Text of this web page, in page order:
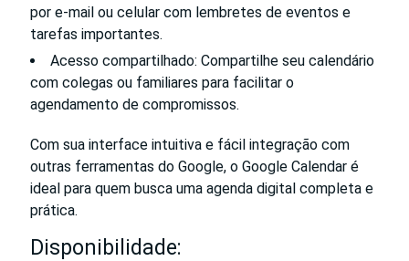
por e-mail ou celular com lembretes de eventos e
tarefas importantes.
Acesso compartilhado: Compartilhe seu calendário
com colegas ou familiares para facilitar o
agendamento de compromissos.
Com sua interface intuitiva e fácil integração com
outras ferramentas do Google, o Google Calendar é
ideal para quem busca uma agenda digital completa e
prática.
Disponibilidade: